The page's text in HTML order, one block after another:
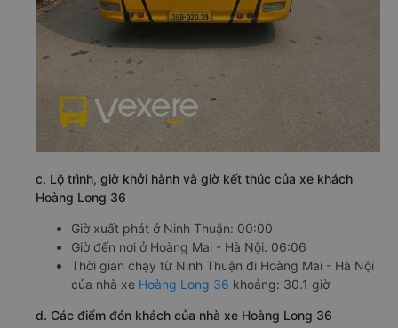
c. Lộ trình, giờ khởi hành và giờ kết thúc của xe khách
Hoàng Long 36
Giờ xuất phát ở Ninh Thuận: 00:00
Giờ đến nơi ở Hoàng Mai - Hà Nội: 06:06
Thời gian chạy từ Ninh Thuận đi Hoàng Mai - Hà Nội
của nhà xe Hoàng Long 36 khoảng: 30.1 giờ
d. Các điểm đón khách của nhà xe Hoàng Long 36